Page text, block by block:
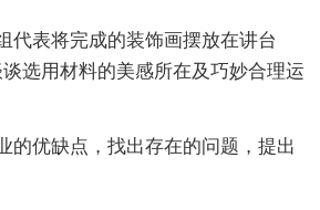
代表将完成的装饰画摆放在讲台
选用材料的美感所在及巧妙合理运
的优缺点，找出存在的问题，提出